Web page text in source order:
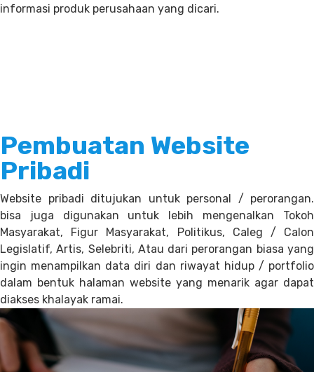
informasi produk perusahaan yang dicari.
Pembuatan Website
Pribadi
Website pribadi ditujukan untuk personal / perorangan.
bisa juga digunakan untuk lebih mengenalkan Tokoh
Masyarakat, Figur Masyarakat, Politikus, Caleg / Calon
Legislatif, Artis, Selebriti, Atau dari perorangan biasa yang
ingin menampilkan data diri dan riwayat hidup / portfolio
dalam bentuk halaman website yang menarik agar dapat
diakses khalayak ramai.